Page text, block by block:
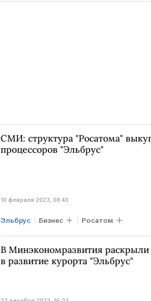
СМИ: структура "Росатома"
процессоров "Эльбрус"
10 февраля 2023, 08:43
Эльбрус Бизнес Росатом
В Минэкономразвития
в развитие курорта "Эльбрус"